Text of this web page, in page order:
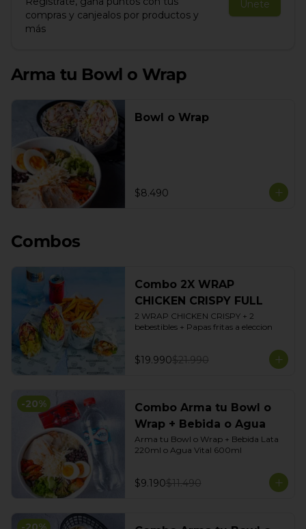
compras y canjealos por productos y
más
Únete
Arma tu Bowl o Wrap
Bowl o Wrap
$8.490
Combos
Combo 2X WRAP
CHICKEN CRISPY FULL
2 WRAP CHICKEN CRISPY + 2
bebestibles + Papas fritas a eleccion
$19.990$21.990
-20%
Combo Arma tu Bowl o
Wrap + Bebida o Agua
Arma tu Bowl o Wrap + Bebida Lata
220ml o Agua Vital 600ml
$9.190$11.490